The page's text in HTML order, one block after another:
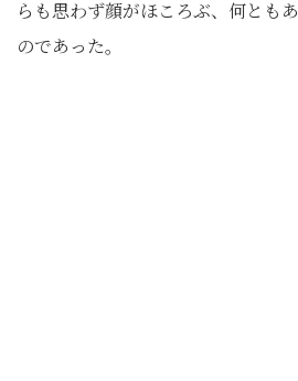
らも思わず顔がほころぶ、何とも
のであった。